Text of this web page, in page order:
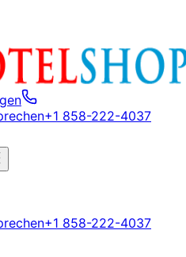
+1 858-222-4037
+1 858-222-4037